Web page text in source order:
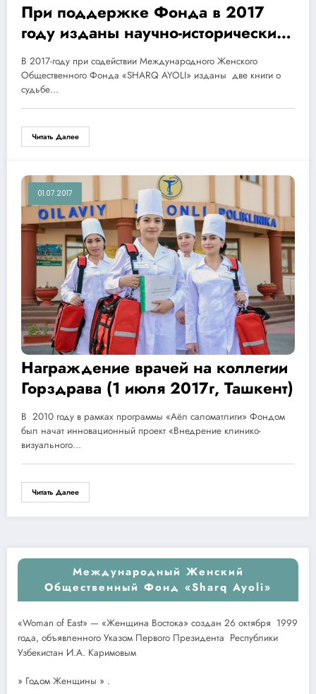
01.07.2017
При поддержке Фонда в 2017
году изданы научно-исторические
книги женщин-учёных
Узбекистана.
В 2017-году при содействии Международного Женского
Общественного Фонда «SHARQ AYOLI» изданы две книги о
судьбе…
Читать Далее
01.07.2017
Награждение врачей на коллегии
Горздрава (1 июля 2017г, Ташкент)
В 2010 году в рамках программы «Аёл саломатлиги» Фондом
был начат инновационный проект «Внедрение клинико-
визуального…
Читать Далее
Международный Женский
Общественный Фонд «Sharq Ayoli»
«Woman of East» — «Женщина Востока» создан 26 октября 1999
года, объявленного Указом Первого Президента Республики
Узбекистан И.А. Каримовым
» Годом Женщины » .